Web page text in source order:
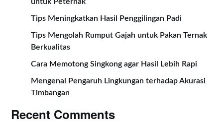
Tips Meningkatkan Hasil Penggilingan Padi
Tips Mengolah Rumput Gajah untuk Pakan Ternak
Berkualitas
Cara Memotong Singkong agar Hasil Lebih Rapi
Mengenal Pengaruh Lingkungan terhadap Akurasi
Timbangan
Recent Comments